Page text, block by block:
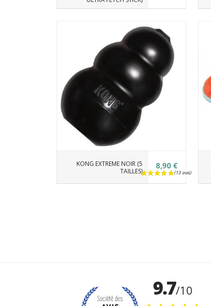
KONG EXTREME NOIR (5
TAILLES)
8,90 €